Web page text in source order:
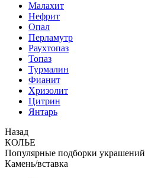
Малахит
Нефрит
Опал
Перламутр
Раухтопаз
Топаз
Турмалин
Фианит
Хризолит
Цитрин
Янтарь
Назад
КОЛЬЕ
Популярные подборки украшений
Камень/вставка